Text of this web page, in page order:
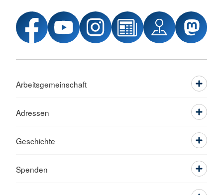
Arbeitsgemeinschaft
Adressen
Geschichte
Spenden